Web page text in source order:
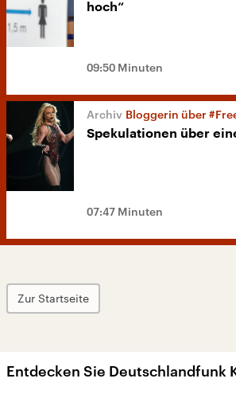
hoch“
09:50 Minuten
Bloggerin über
Spekulationen über
07:47 Minuten
Zur Startseite
Entdecken Sie Deutschlandfunk